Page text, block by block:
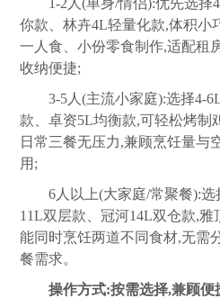
你款、林卉4L轻量化款,体积小
一人食、小份零食制作,适配租
收纳便捷;
3-5人(主流小家庭):选择4-
款、卓资5L均衡款,可轻松烤制
日常三餐无压力,兼顾烹饪量与
用;
6人以上(大家庭/常聚餐):
11L双层款、冠河14L双仓款,
能同时烹饪两道不同食材,无需
餐需求。
操作方式:按需选择,兼顾便